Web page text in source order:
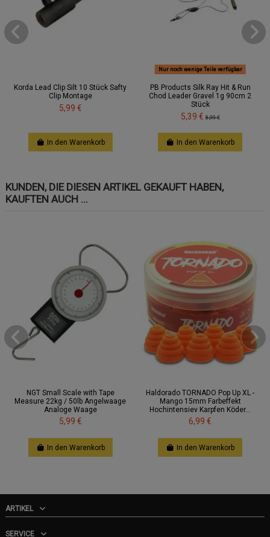
Korda Lead Clip Silt 10 Stück Safty
Clip Montage
5,99 €
In den Warenkorb
Nur noch wenige Teile verfügbar
PB Products Silk Ray Hit & Run
Chod Leader Gravel 1g 90cm 2
Stück
5,39 € 8,99 €
In den Warenkorb
KUNDEN, DIE DIESEN ARTIKEL GEKAUFT HABEN,
KAUFTEN AUCH ...
NGT Small Scale with Tape
Measure 22kg / 50lb Angelwaage
Analoge Waage
5,99 €
In den Warenkorb
Haldorado TORNADO Pop Up XL -
Mango 15mm Farbeffekt
Hochintensiev Karpfen Köder...
6,99 €
In den Warenkorb
ARTIKEL
SERVICE